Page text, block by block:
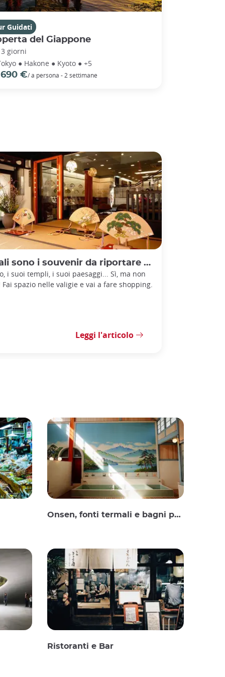
Guidati
del Giappone
giorni
● Hakone ● Kyoto ● +5
€/ a persona - 2 settimane
sono i souvenir da riportare da Kyoto?
i suoi templi, i suoi paesaggi... Sì, ma non
Fai spazio nelle valigie e vai a fare shopping.
Leggi l'articolo
Onsen, fonti termali e bagni pubblici
Ristoranti e Bar